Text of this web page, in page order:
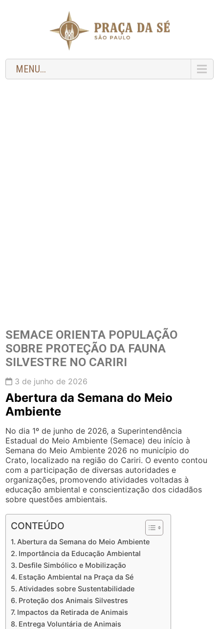
MENU...
SEMACE ORIENTA POPULAÇÃO
SOBRE PROTEÇÃO DA FAUNA
SILVESTRE NO CARIRI
3 de junho de 2026
Abertura da Semana do Meio
Ambiente
No dia 1º de junho de 2026, a Superintendência
Estadual do Meio Ambiente (Semace) deu início à
Semana do Meio Ambiente 2026 no município do
Crato, localizado na região do Cariri. O evento contou
com a participação de diversas autoridades e
organizações, promovendo atividades voltadas à
educação ambiental e conscientização dos cidadãos
sobre questões ambientais.
CONTEÚDO
Abertura da Semana do Meio Ambiente
Importância da Educação Ambiental
Desfile Simbólico e Mobilização
Estação Ambiental na Praça da Sé
Atividades sobre Sustentabilidade
Proteção dos Animais Silvestres
Impactos da Retirada de Animais
Entrega Voluntária de Animais